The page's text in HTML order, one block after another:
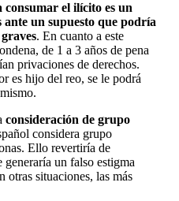
consumar el ilícito es un
ante un supuesto que podría
. En cuanto a este
de 1 a 3 años de pena
privaciones de derechos.
es hijo del reo, se le podrá
consideración de grupo
considera grupo
Ello revertiría de
generaría un falso estigma
otras situaciones, las más